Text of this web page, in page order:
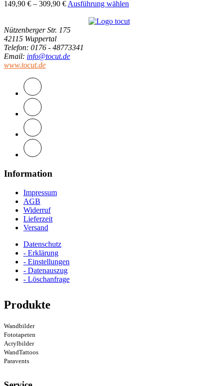
149,90 € – 309,90 € Ausführung wählen
Nützenberger Str. 175
42115 Wuppertal
Telefon: 0176 - 48773341
Email: info@tocut.de
www.tocut.de
Information
Impressum
AGB
Widerruf
Lieferzeit
Versand
Datenschutz
- Erklärung
- Einstellungen
- Datenauszug
- Löschanfrage
Produkte
Wandbilder
Fototapeten
Acrylbilder
WandTattoos
Paravents